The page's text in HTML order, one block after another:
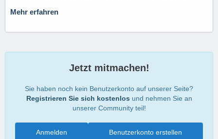
Mehr erfahren
Jetzt mitmachen!
Sie haben noch kein Benutzerkonto auf unserer Seite?
Registrieren Sie sich kostenlos und nehmen Sie an
unserer Community teil!
Benutzerkonto erstellen
Anmelden